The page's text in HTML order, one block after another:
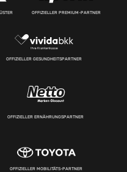
OFFIZIELLER PREMIUM-PARTNER
OFFIZIELLER GESUNDHEITSPARTNER
OFFIZIELLER ERNÄHRUNGSPARTNER
OFFIZIELLER MOBILITÄTS-PARTNER